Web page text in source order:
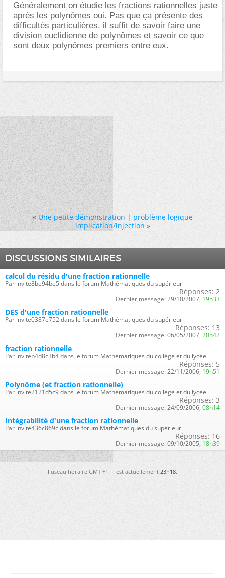
Généralement on étudie les fractions rationnelles juste
après les polynômes oui. Pas que ça présente des
difficultés particulières, il suffit de savoir faire une
division euclidienne de polynômes et savoir ce que
sont deux polynômes premiers entre eux.
« Une petite démonstration|problème logique
implication/injection »
DISCUSSIONS SIMILAIRES
calcul du résidu d'une fraction rationnelle
Par invite8be94be5 dans le forum Mathématiques du supérieur
Réponses: 2
Dernier message: 29/10/2007, 19h33
DES d'une fraction rationnelle
Par invite0387e752 dans le forum Mathématiques du supérieur
Réponses: 13
Dernier message: 06/05/2007, 20h42
fraction rationnelle
Par inviteb4d8c3b4 dans le forum Mathématiques du collège et du lycée
Réponses: 5
Dernier message: 22/11/2006, 19h51
Polynôme (et fraction rationnelle)
Par invite2121d5c9 dans le forum Mathématiques du collège et du lycée
Réponses: 3
Dernier message: 24/09/2006, 08h14
Intégrabilité d'une fraction rationnelle
Par invite436c869c dans le forum Mathématiques du supérieur
Réponses: 16
Dernier message: 09/10/2005, 18h39
Fuseau horaire GMT +1. Il est actuellement23h18.